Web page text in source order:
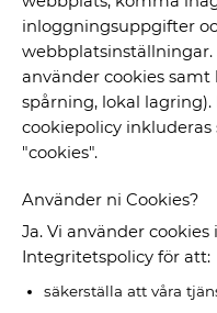
inloggningsuppgifter
använder cookies
spårning, lokal
cookiepolicy
"cookies".
Använder ni Cookies?
Ja. Vi använder
Integritetspolicy för att:
säkerställa att våra